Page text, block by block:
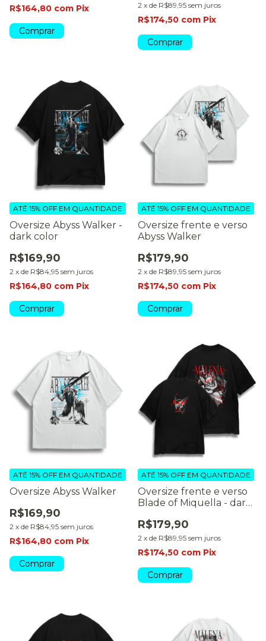
R$164,80 com Pix
Comprar
2 x de R$89,95 sem juros
R$174,50 com Pix
Comprar
Oversize Abyss Walker -
dark color
R$169,90
2 x de R$84,95 sem juros
ATÉ 15% OFF EM QUANTIDADE
R$164,80 com Pix
Comprar
Oversize frente e verso
Abyss Walker
R$179,90
2 x de R$89,95 sem juros
ATÉ 15% OFF EM QUANTIDADE
R$174,50 com Pix
Comprar
Oversize Abyss Walker
R$169,90
2 x de R$84,95 sem juros
ATÉ 15% OFF EM QUANTIDADE
R$164,80 com Pix
Comprar
Oversize frente e verso
Blade of Miquella - dark
R$179,90
2 x de R$89,95 sem juros
ATÉ 15% OFF EM QUANTIDADE
R$174,50 com Pix
Comprar